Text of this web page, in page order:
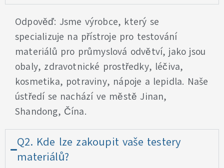
Odpověď: Jsme výrobce, který se
specializuje na přístroje pro testování
materiálů pro průmyslová odvětví, jako jsou
obaly, zdravotnické prostředky, léčiva,
kosmetika, potraviny, nápoje a lepidla. Naše
ústředí se nachází ve městě Jinan,
Shandong, Čína.
Q2. Kde lze zakoupit vaše testery
materiálů?